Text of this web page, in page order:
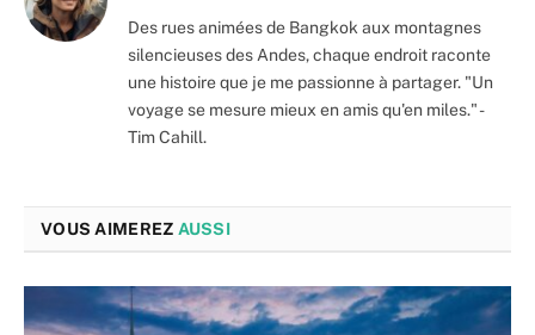
Des rues animées de Bangkok aux montagnes
silencieuses des Andes, chaque endroit raconte
une histoire que je me passionne à partager. "Un
voyage se mesure mieux en amis qu'en miles." -
Tim Cahill.
VOUS AIMEREZ AUSSI